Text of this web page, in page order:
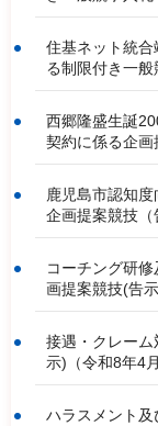
住基ネット統
る制限付き一般
西郷隆盛生誕
契約に係る企画
鹿児島市認知
企画提案競技（
コーチング研
画提案競技(告
接遇・クレー
示)（令和8年4
ハラスメント